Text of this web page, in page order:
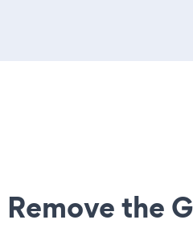
Remove the